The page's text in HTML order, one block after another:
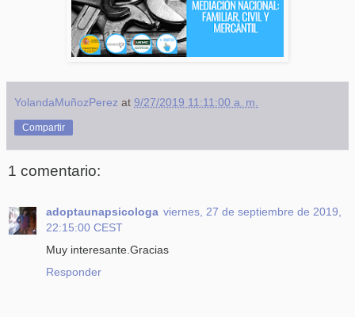
YolandaMuñozPerez at 9/27/2019 11:11:00 a. m.
Compartir
1 comentario:
adoptaunapsicologa viernes, 27 de septiembre de 2019,
22:15:00 CEST
Muy interesante.Gracias
Responder